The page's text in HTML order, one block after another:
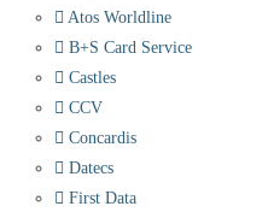
Atos Worldline
B+S Card Service
Castles
CCV
Concardis
Datecs
First Data